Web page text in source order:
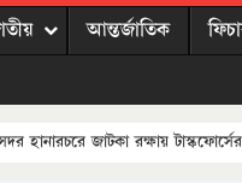
আন্তর্জাতিক
হানারচরে জাটকা রক্ষায়